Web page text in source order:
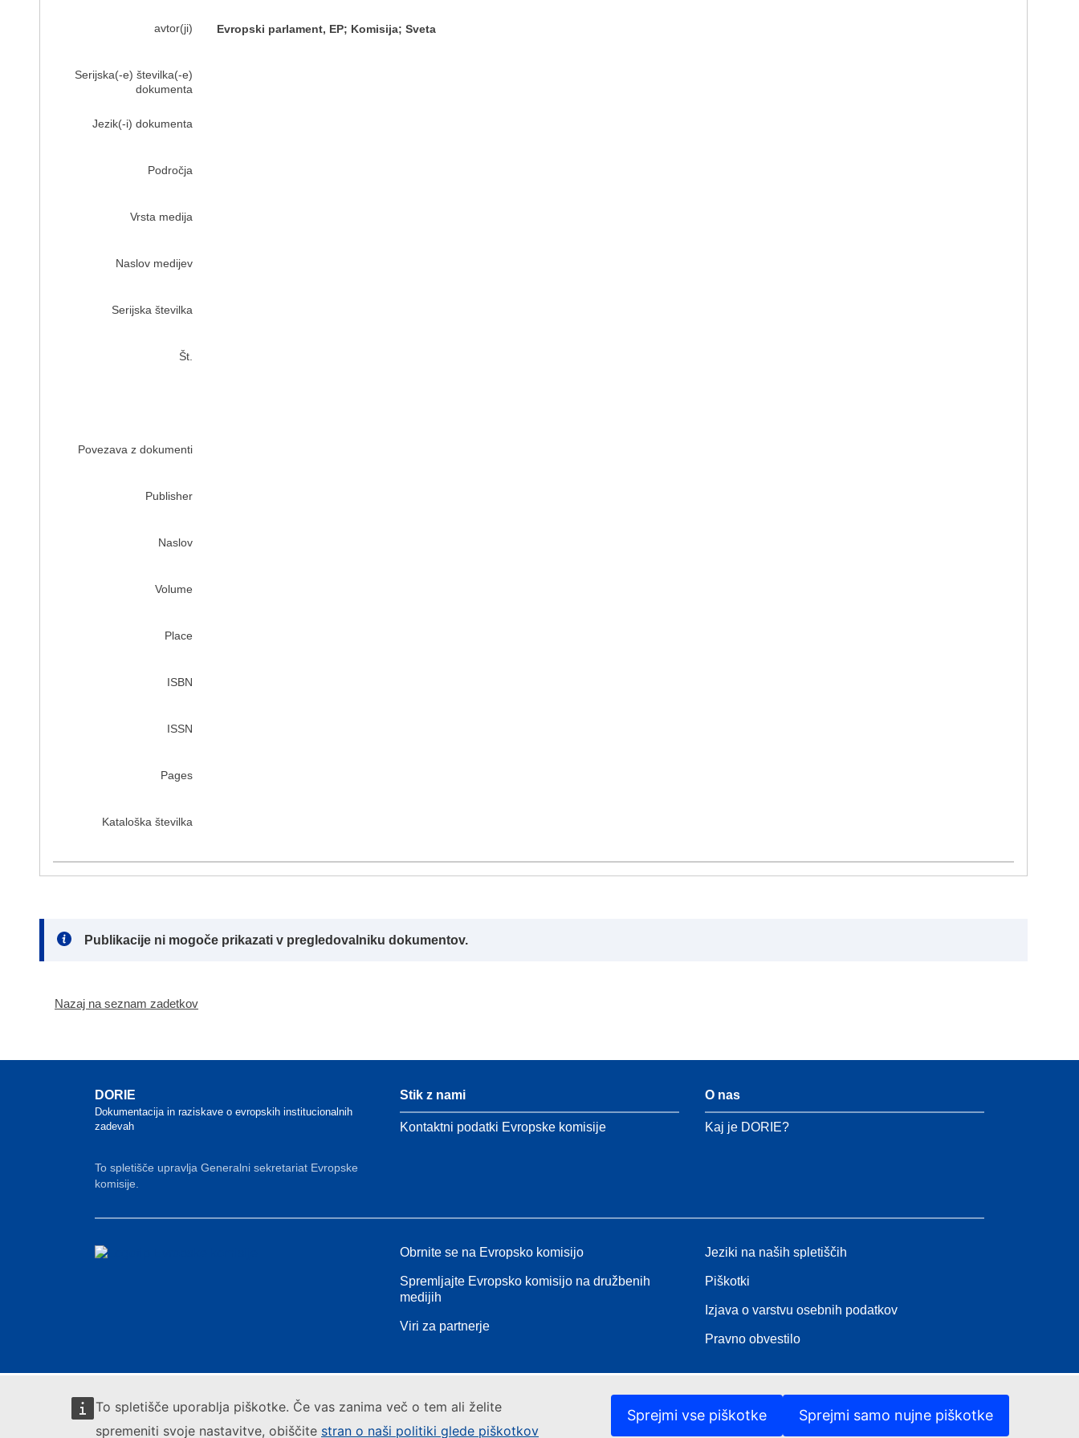
To spletišče uporablja piškotke. Če vas zanima več o tem ali želite
spremeniti svoje nastavitve, obiščite stran o naši politiki glede piškotkov
Sprejmi vse piškotke Sprejmi samo nujne piškotke
avtor(ji) Evropski parlament, EP; Komisija; Sveta
Serijska(-e) številka(-e)
dokumenta
Jezik(-i) dokumenta
Področja
Vrsta medija
Naslov medijev
Serijska številka
Št.
Povezava z dokumenti
Publisher
Naslov
Volume
Place
ISBN
ISSN
Pages
Kataloška številka
Note:
Publikacije ni mogoče prikazati v pregledovalniku dokumentov.
Nazaj na seznam zadetkov
DORIE
Dokumentacija in raziskave o evropskih institucionalnih
zadevah
To spletišče upravlja Generalni sekretariat Evropske
komisije.
Stik z nami
Kontaktni podatki Evropske komisije
O nas
Kaj je DORIE?
Obrnite se na Evropsko komisijo
Spremljajte Evropsko komisijo na družbenih
medijih
Viri za partnerje
Jeziki na naših spletiščih
Piškotki
Izjava o varstvu osebnih podatkov
Pravno obvestilo